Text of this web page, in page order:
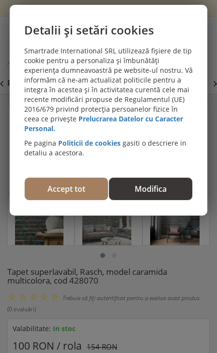
Cont
Acasă
Tapet si panouri decorative
Tapet superlavabil, Rasch, model caramida multicolora, cod 428070
PROMOȚII DE IULIE! PARCHET SPC SI LVT: Viziteaza
secțiunea de pardoseli SPC SI LVT
Tapet superlavabil, Rasch, model caramida
multicolora, cod 428070
Trebuie să fiţi autentificat pentru a evalua acest produs.
(0 evaluări)
Valabilitate: In stoc
100 RON / rola 154 RON
Detalii și setări cookies
Smartrade International SRL utilizează fișiere de tip
cookie pentru a personaliza și îmbunătăți
experiența dumneavoastră pe website-ul nostru. Vă
informăm că ne-am actualizat politicile pentru a
integra în acestea și în activitatea curentă cele mai
recente modificări propuse de Regulamentul (UE)
2016/679 privind protecția persoanelor fizice în
ceea ce privește Prelucrarea Datelor cu Caracter
Personal.
Pe pagina Politicii de cookies gasiti o descriere in
detaliu a acestora.
Accept tot Modifica